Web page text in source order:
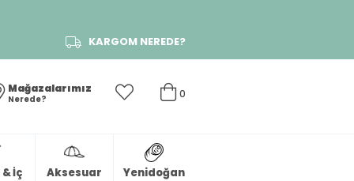
KARGOM NEREDE?
0
Mağazalarımız
Nerede?
İç
Aksesuar
Yenidoğan